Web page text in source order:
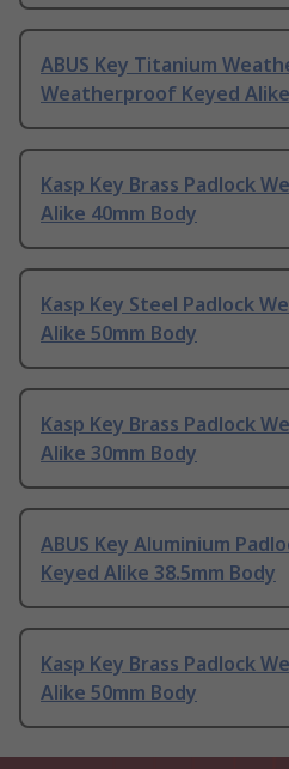
ABUS Key Titanium
Weatherproof Keyed
Kasp Key Brass Padlock
Alike 40mm Body
Kasp Key Steel Padlock
Alike 50mm Body
Kasp Key Brass Padlock
Alike 30mm Body
ABUS Key Aluminium
Keyed Alike 38.5mm Body
Kasp Key Brass Padlock
Alike 50mm Body